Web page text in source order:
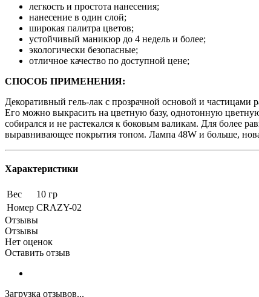
легкость и простота нанесения;
нанесение в один слой;
широкая палитра цветов;
устойчивый маникюр до 4 недель и более;
экологически безопасные;
отличное качество по доступной цене;
СПОСОБ ПРИМЕНЕНИЯ:
Декоративный гель-лак с прозрачной основой и
Его можно выкрасить на цветную базу, однотонную
собирался и не растекался к боковым валикам. Для более
выравнивающее покрытия топом. Лампа 48W и больше,
Характеристики
Вес
10 гр
Номер CRAZY-02
Отзывы
Отзывы
Нет оценок
Оставить отзыв
Загрузка отзывов...